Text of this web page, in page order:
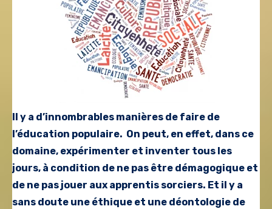
Il y a d’innombrables manières de faire de
l’éducation populaire. On peut, en effet, dans ce
domaine, expérimenter et inventer tous les
jours, à condition de ne pas être démagogique et
de ne pas jouer aux apprentis sorciers. Et il y a
sans doute une éthique et une déontologie de